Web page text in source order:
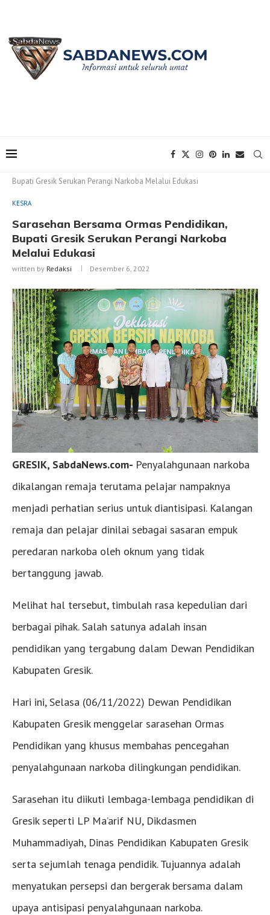
Bupati Gresik Serukan Perangi Narkoba Melalui Edukasi
KESRA
Sarasehan Bersama Ormas Pendidikan,
Bupati Gresik Serukan Perangi Narkoba
Melalui Edukasi
written by Redaksi Desember 6, 2022
GRESIK, SabdaNews.com- Penyalahgunaan narkoba
dikalangan remaja terutama pelajar nampaknya
menjadi perhatian serius untuk diantisipasi. Kalangan
remaja dan pelajar dinilai sebagai sasaran empuk
peredaran narkoba oleh oknum yang tidak
bertanggung jawab.
Melihat hal tersebut, timbulah rasa kepedulian dari
berbagai pihak. Salah satunya adalah insan
pendidikan yang tergabung dalam Dewan Pendidikan
Kabupaten Gresik.
Hari ini, Selasa (06/11/2022) Dewan Pendidikan
Kabupaten Gresik menggelar sarasehan Ormas
Pendidikan yang khusus membahas pencegahan
penyalahgunaan narkoba dilingkungan pendidikan.
Sarasehan itu diikuti lembaga-lembaga pendidikan di
Gresik seperti LP Ma’arif NU, Dikdasmen
Muhammadiyah, Dinas Pendidikan Kabupaten Gresik
serta sejumlah tenaga pendidik. Tujuannya adalah
menyatukan persepsi dan bergerak bersama dalam
upaya antisipasi penyalahgunaan narkoba.